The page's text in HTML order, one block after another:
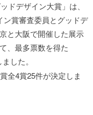
ドデザイン大賞」は、
賞審査委員とグッドデ
と大阪で開催した展示
、最多票数を得た
した。
全4賞25件が決定しま